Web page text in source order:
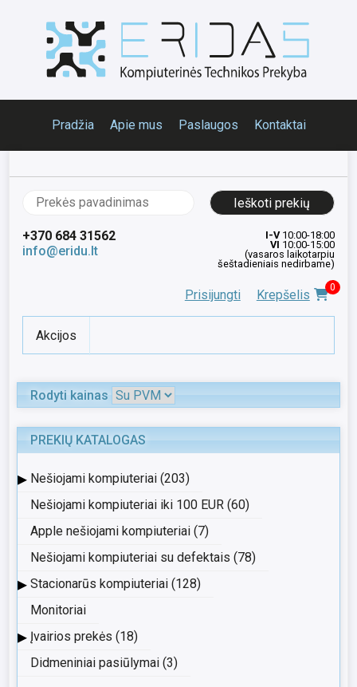
Pradžia Apie mus Paslaugos Kontaktai
Ieškoti:
+370 684 31562
info@eridu.lt
I-V10:00-18:00
VI 10:00-15:00
(vasaros laikotarpiu
šeštadieniais nedirbame)
Prisijungti Krepšelis 0
Akcijos
Rodyti kainas
PREKIŲ KATALOGAS
▸ Nešiojami kompiuteriai (203)
Nešiojami kompiuteriai iki 100 EUR (60)
Apple nešiojami kompiuteriai (7)
Nešiojami kompiuteriai su defektais (78)
▸ Stacionarūs kompiuteriai (128)
Monitoriai
▸ Įvairios prekės (18)
Didmeniniai pasiūlymai (3)